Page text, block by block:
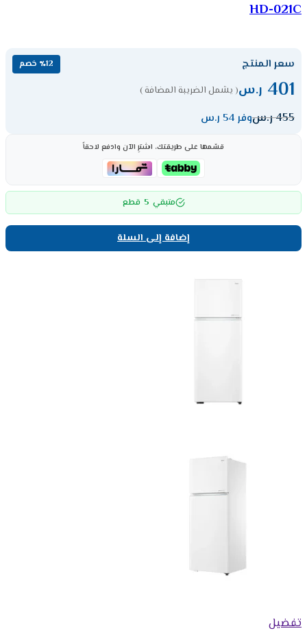
HD-021C
سعر المنتج ٪12 خصم
401 ر.س( يشمل الضريبة المضافة )
455ر.سوفر 54 ر.س
قسّمها على طريقتك، اشترِ الآن وادفع لاحقاً
متبقي 5 قطع
إضافة إلى السلة
تفضيل